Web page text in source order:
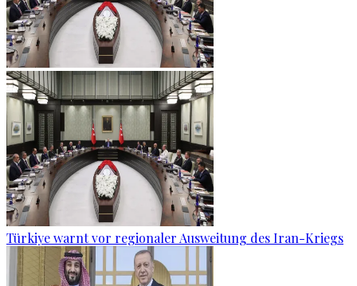
Türkiye warnt vor regionaler Ausweitung des Iran-Kriegs